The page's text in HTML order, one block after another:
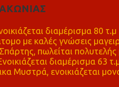
διαμέρισμα 80 τ.μ
με καλές γνώσεις
πωλείται πολυτελής
διαμέρισμα 63
Μυστρά, ενοικιάζεται